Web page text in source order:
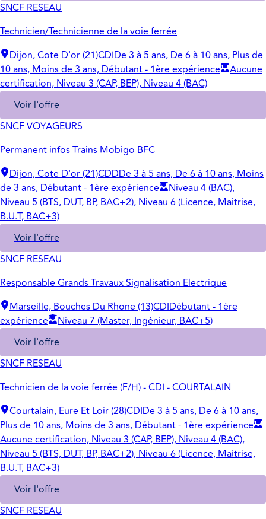
SNCF RESEAU
Technicien/Technicienne de la voie ferrée
Dijon, Cote D'or (21)CDIDe 3 à 5 ans, De 6 à 10 ans, Plus de
10 ans, Moins de 3 ans, Débutant - 1ère expérience
Aucune
certification, Niveau 3 (CAP, BEP), Niveau 4 (BAC)
Voir l'offre
SNCF VOYAGEURS
Permanent infos Trains Mobigo BFC
Dijon, Cote D'or (21)CDDDe 3 à 5 ans, De 6 à 10 ans, Moins
de 3 ans, Débutant - 1ère expérience
Niveau 4 (BAC),
Niveau 5 (BTS, DUT, BP, BAC+2), Niveau 6 (Licence, Maitrise,
B.U.T, BAC+3)
Voir l'offre
SNCF RESEAU
Responsable Grands Travaux Signalisation Electrique
Marseille, Bouches Du Rhone (13)CDIDébutant - 1ère
expérience
Niveau 7 (Master, Ingénieur, BAC+5)
Voir l'offre
SNCF RESEAU
Technicien de la voie ferrée (F/H) - CDI - COURTALAIN
Courtalain, Eure Et Loir (28)CDIDe 3 à 5 ans, De 6 à 10 ans,
Plus de 10 ans, Moins de 3 ans, Débutant - 1ère expérience
Aucune certification, Niveau 3 (CAP, BEP), Niveau 4 (BAC),
Niveau 5 (BTS, DUT, BP, BAC+2), Niveau 6 (Licence, Maitrise,
B.U.T, BAC+3)
Voir l'offre
SNCF RESEAU